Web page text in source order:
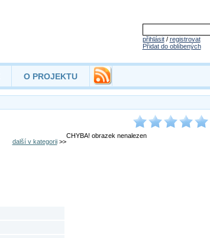
přihlásit/ registrovat
Přidat do oblíbených
O PROJEKTU
další v kategorii>>
CHYBA! obrazek nenalezen